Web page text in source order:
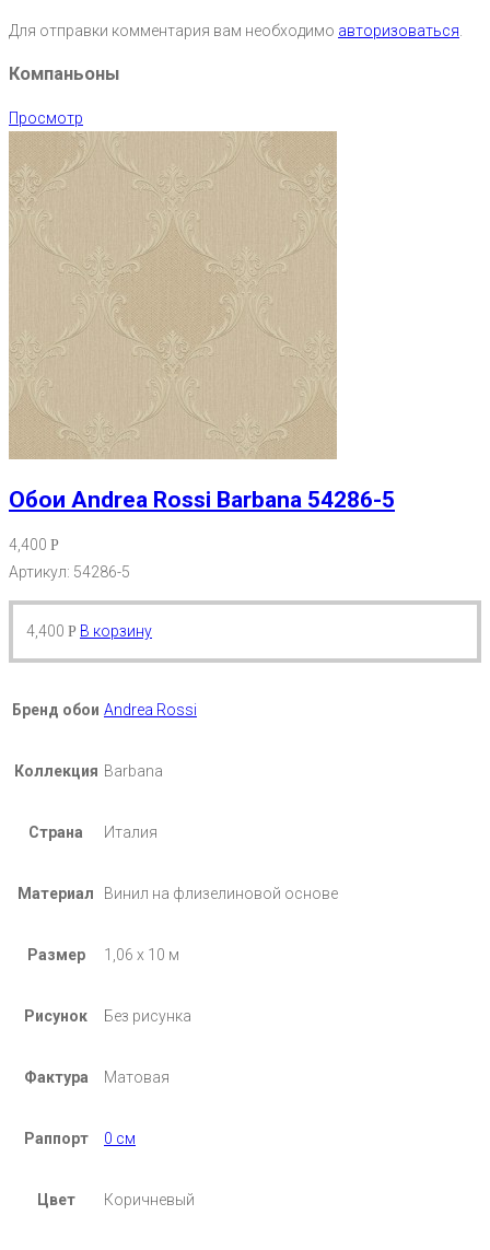
Для отправки комментария вам необходимо авторизоваться
Компаньоны
Просмотр
Обои Andrea Rossi Barbana 54286-5
4,400 Р
Артикул: 54286-5
4,400 Р В корзину
Бренд обои Andrea Rossi
Коллекция Barbana
Страна Италия
Материал Винил на флизелиновой основе
Размер 1,06 х 10 м
Рисунок Без рисунка
Фактура Матовая
Раппорт 0 см
Цвет Коричневый